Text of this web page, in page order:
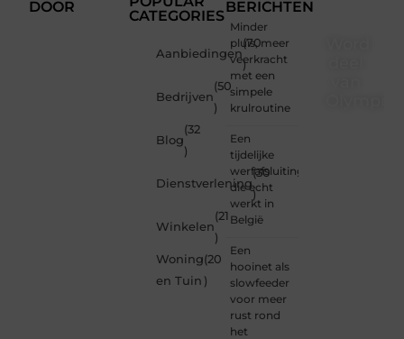
DOOR
CATEGORIES
Aanbiedingen
(70
)
Bedrijven
(50
)
Blog
(32
)
Dienstverlening
(30
)
Winkelen
(21
)
Woning
en Tuin
(20
)
BERICHTEN
Minder
pluis, meer
veerkracht
met een
simpele
krulroutine
Een
tijdelijke
werfafsluiting
die echt
werkt in
België
Een
hooinet als
slowfeeder
voor meer
rust rond
het